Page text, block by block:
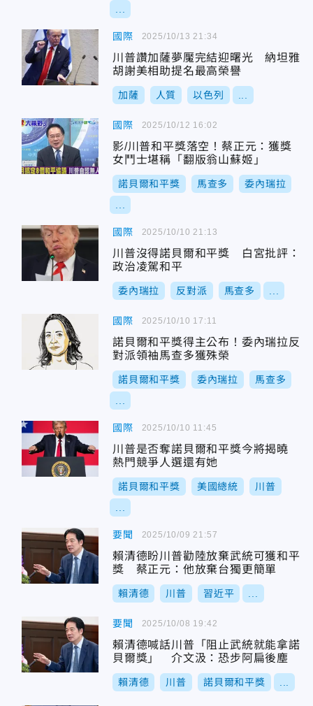
國際
川普讚加薩夢魘完結迎曙光 納坦雅
胡謝美相助提名最高榮譽
加薩 人質 以色列
2025/10/13 21:34
國際
影/川普和平獎落空！蔡正元：獲獎
女鬥士堪稱「翻版翁山蘇姬」
諾貝爾和平獎 馬查多 委內瑞拉
2025/10/12 16:02
國際
川普沒得諾貝爾和平獎 白宮批評：
政治凌駕和平
委內瑞拉 反對派 馬查多
2025/10/10 21:13
國際
諾貝爾和平獎得主公布！委內瑞拉反
對派領袖馬查多獲殊榮
諾貝爾和平獎 委內瑞拉 馬查多
2025/10/10 17:11
國際
川普是否奪諾貝爾和平獎今將揭曉
熱門競爭人選還有她
諾貝爾和平獎 美國總統 川普
2025/10/10 11:45
要聞
賴清德盼川普勸陸放棄武統可獲和平
獎 蔡正元：他放棄台獨更簡單
賴清德 川普 習近平
2025/10/09 21:57
要聞
賴清德喊話川普「阻止武統就能拿諾
貝爾獎」 介文汲：恐步阿扁後塵
賴清德 川普 諾貝爾和平獎
2025/10/08 19:42